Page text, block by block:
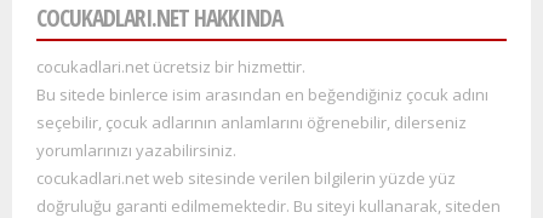
COCUKADLARI.NET HAKKINDA
cocukadlari.net ücretsiz bir hizmettir.
Bu sitede binlerce isim arasından en beğendiğiniz çocuk adını
seçebilir, çocuk adlarının anlamlarını öğrenebilir, dilerseniz
yorumlarınızı yazabilirsiniz.
cocukadlari.net web sitesinde verilen bilgilerin yüzde yüz
doğruluğu garanti edilmemektedir. Bu siteyi kullanarak, siteden